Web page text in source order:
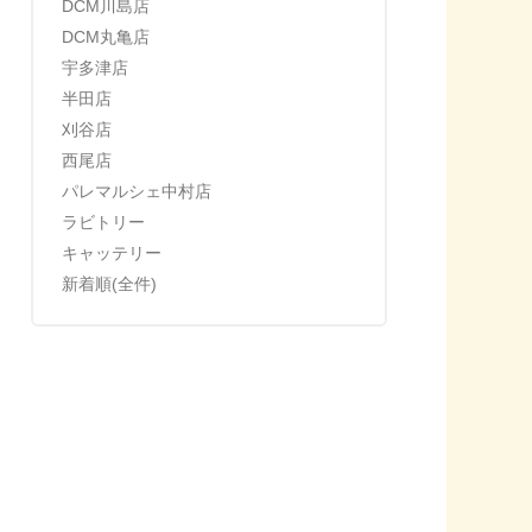
DCM川島店
DCM丸亀店
宇多津店
半田店
刈谷店
西尾店
パレマルシェ中村店
ラビトリー
キャッテリー
新着順(全件)